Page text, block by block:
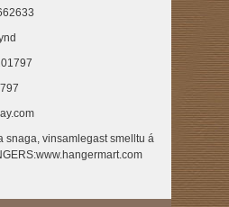
snaga, vinsamlegast smelltu á